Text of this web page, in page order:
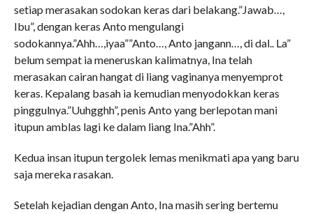
setiap merasakan sodokan keras dari belakang.”Jawab…,
Ibu”, dengan keras Anto mengulangi
sodokannya.”Ahh…,iyaa””Anto…, Anto jangann…, di dal.. La”
belum sempat ia meneruskan kalimatnya, Ina telah
merasakan cairan hangat di liang vaginanya menyemprot
keras. Kepalang basah ia kemudian menyodokkan keras
pinggulnya.”Uuhgghh”, penis Anto yang berlepotan mani
itupun amblas lagi ke dalam liang Ina.”Ahh”.
Kedua insan itupun tergolek lemas menikmati apa yang baru
saja mereka rasakan.
Setelah kejadian dengan Anto, Ina masih sering bertemu